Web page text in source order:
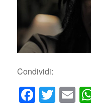
Condividi: